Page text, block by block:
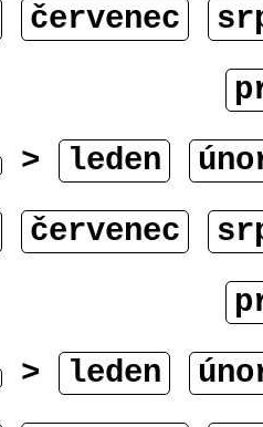
červenec
> leden
červenec
> leden